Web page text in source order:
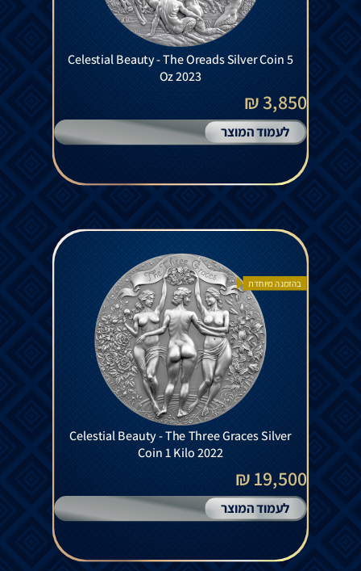
Celestial Beauty - The Oreads Silver Coin 5
Oz 2023
3,850 ₪
לעמוד המוצר
בהזמנה מיוחדת
Celestial Beauty - The Three Graces Silver
Coin 1 Kilo 2022
19,500 ₪
לעמוד המוצר